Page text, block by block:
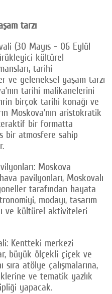
tarzı
(30 Mayıs - 06 Eylül
kültürel
tarihi
ve geleneksel yaşam tarzı
tarihi malikanelerini
birçok tarihi konağı ve
Moskova’nın aristokratik
bir formatta
bir atmosfere sahip
Moskova
pavilyonları, Moskovalı
tarafından hayata
modayı, tasarım
ve kültürel aktiviteleri
Kentteki merkezi
büyük ölçekli çiçek ve
sıra atölye çalışmalarına,
ve tematik yazlık
yapacak.